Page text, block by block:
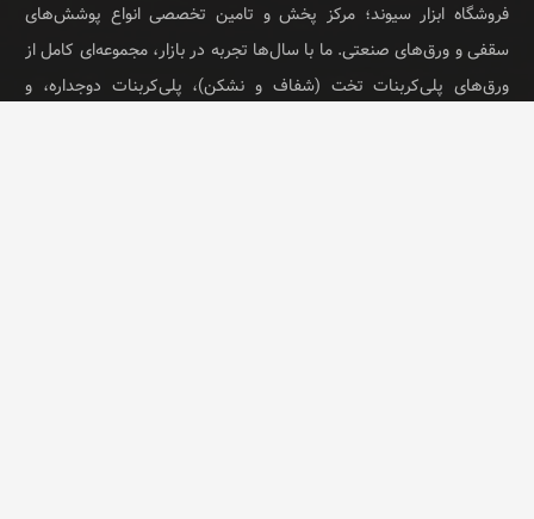
فروشگاه ابزار سیوند؛ مرکز پخش و تامین تخصصی انواع پوشش‌های
سقفی و ورق‌های صنعتی. ما با سال‌ها تجربه در بازار، مجموعه‌ای کامل از
ورق‌های پلی‌کربنات تخت (شفاف و نشکن)، پلی‌کربنات دوجداره، و